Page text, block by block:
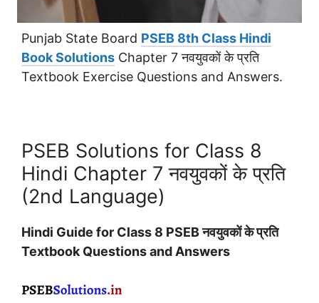
Punjab State Board PSEB 8th Class Hindi
Book Solutions Chapter 7 नवयुवकों के प्रति
Textbook Exercise Questions and Answers.
PSEB Solutions for Class 8
Hindi Chapter 7 नवयुवकों के प्रति
(2nd Language)
Hindi Guide for Class 8 PSEB नवयुवकों के प्रति
Textbook Questions and Answers